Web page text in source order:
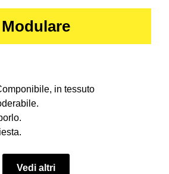
Modulare
in tessuto
Vedi altri